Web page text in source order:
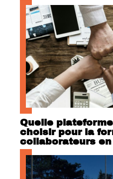
Quelle
choisir pour la
collaborateurs